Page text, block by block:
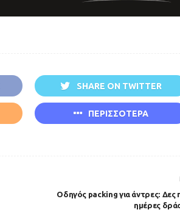
SHARE ON TWITTER
ΠΕΡΙΣΣΟΤΕΡΑ
Οδηγός packing για άντρες: Δες
ημέρες